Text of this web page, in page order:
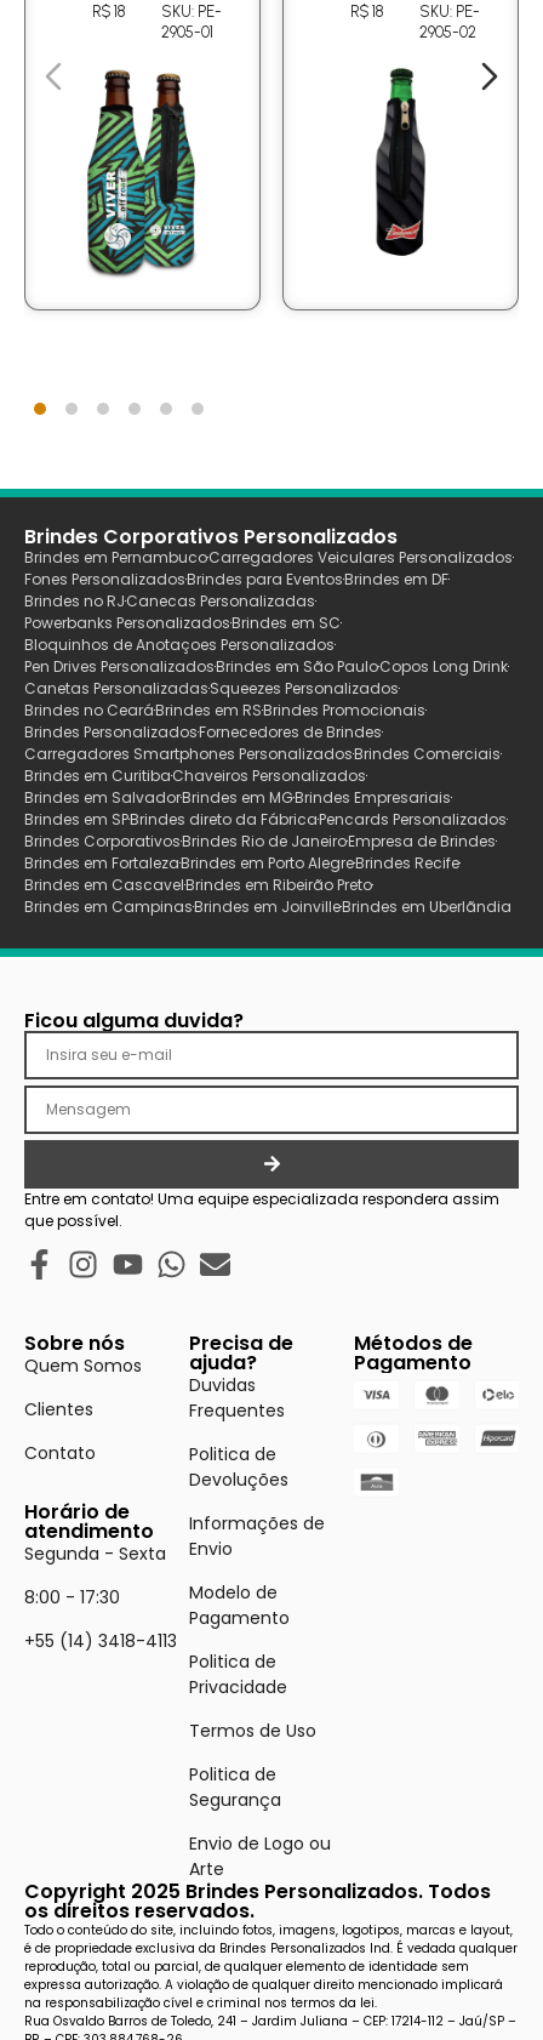
R$ 18
SKU: PE-
2905-01
R$ 18
SKU: PE-
2905-02
Brindes Corporativos Personalizados
Brindes em PernambucoCarregadores Veiculares Personalizados
Fones PersonalizadosBrindes para EventosBrindes em DF
Brindes no RJCanecas Personalizadas
Powerbanks PersonalizadosBrindes em SC
Bloquinhos de Anotaçoes Personalizados
Pen Drives PersonalizadosBrindes em São PauloCopos Long Drink
Canetas PersonalizadasSqueezes Personalizados
Brindes no CearáBrindes em RSBrindes Promocionais
Brindes PersonalizadosFornecedores de Brindes
Carregadores Smartphones PersonalizadosBrindes Comerciais
Brindes em CuritibaChaveiros Personalizados
Brindes em SalvadorBrindes em MGBrindes Empresariais
Brindes em SPBrindes direto da FábricaPencards Personalizados
Brindes CorporativosBrindes Rio de JaneiroEmpresa de Brindes
Brindes em FortalezaBrindes em Porto AlegreBrindes Recife
Brindes em CascavelBrindes em Ribeirão Preto
Brindes em CampinasBrindes em JoinvilleBrindes em Uberlãndia
Ficou alguma duvida?
Entre em contato! Uma equipe especializada respondera assim
que possível.
Sobre nós
Quem Somos
Clientes
Contato
Horário de
atendimento
Segunda - Sexta
8:00 - 17:30
+55 (14) 3418-4113
Precisa de
ajuda?
Duvidas
Frequentes
Politica de
Devoluções
Informações de
Envio
Modelo de
Pagamento
Politica de
Privacidade
Termos de Uso
Politica de
Segurança
Envio de Logo ou
Arte
Métodos de
Pagamento
Copyright 2025 Brindes Personalizados. Todos
os direitos reservados.
Todo o conteúdo do site, incluindo fotos, imagens, logotipos, marcas e layout,
é de propriedade exclusiva da Brindes Personalizados Ind. É vedada qualquer
reprodução, total ou parcial, de qualquer elemento de identidade sem
expressa autorização. A violação de qualquer direito mencionado implicará
na responsabilização cível e criminal nos termos da lei.
Rua Osvaldo Barros de Toledo, 241 – Jardim Juliana – CEP: 17214-112 – Jaú/SP –